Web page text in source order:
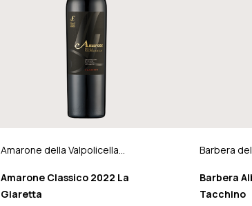
Amarone della Valpolicella
Amarone Classico 2022 La
Giaretta
Barbera
Barbera
Tacchino